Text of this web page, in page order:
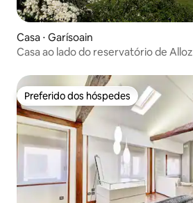
Casa ⋅ Garísoain
Casa ao lado do reservatório de Alloz
Preferido dos hóspedes
Preferido dos hóspedes